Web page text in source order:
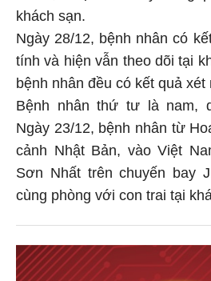
khách sạn.
Ngày 28/12, bệnh nhân có
tính và hiện vẫn theo dõi tại
bệnh nhân đều có kết quả xét
Bệnh nhân thứ tư là nam,
Ngày 23/12, bệnh nhân từ
cảnh Nhật Bản, vào Việt
Sơn Nhất trên chuyến bay
cùng phòng với con trai tại